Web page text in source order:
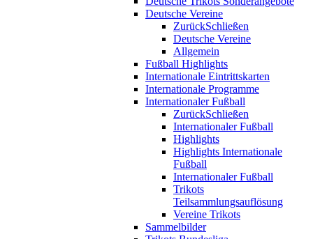
Deutsche Vereine
ZurückSchließen
Deutsche Vereine
Allgemein
Fußball Highlights
Internationale Eintrittskarten
Internationale Programme
Internationaler Fußball
ZurückSchließen
Internationaler Fußball
Highlights
Highlights Internationale
Fußball
Internationaler Fußball
Trikots
Teilsammlungsauflösung
Vereine Trikots
Sammelbilder